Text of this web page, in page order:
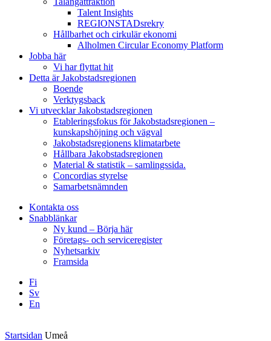
Talent Insights
REGIONSTADsrekry
Hållbarhet och cirkulär ekonomi
Alholmen Circular Economy Platform
Jobba här
Vi har flyttat hit
Detta är Jakobstadsregionen
Boende
Verktygsback
Vi utvecklar Jakobstadsregionen
Etableringsfokus för Jakobstadsregionen –
kunskapshöjning och vägval
Jakobstadsregionens klimatarbete
Hållbara Jakobstadsregionen
Material & statistik – samlingssida.
Concordias styrelse
Samarbetsnämnden
Kontakta oss
Snabblänkar
Ny kund – Börja här
Företags- och serviceregister
Nyhetsarkiv
Framsida
Fi
Sv
En
Startsidan Umeå